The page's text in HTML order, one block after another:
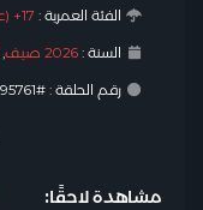
الفئة العمرية : 17+ (عنف وبذاءة)
السنة :2026 صيف
رقم الحلقة : #95761
مشاهدة لاحقًا: